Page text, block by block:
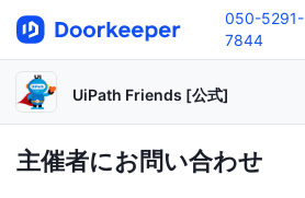
050-5291-
7844
UiPath Friends [公式]
主催者にお問い合わせ